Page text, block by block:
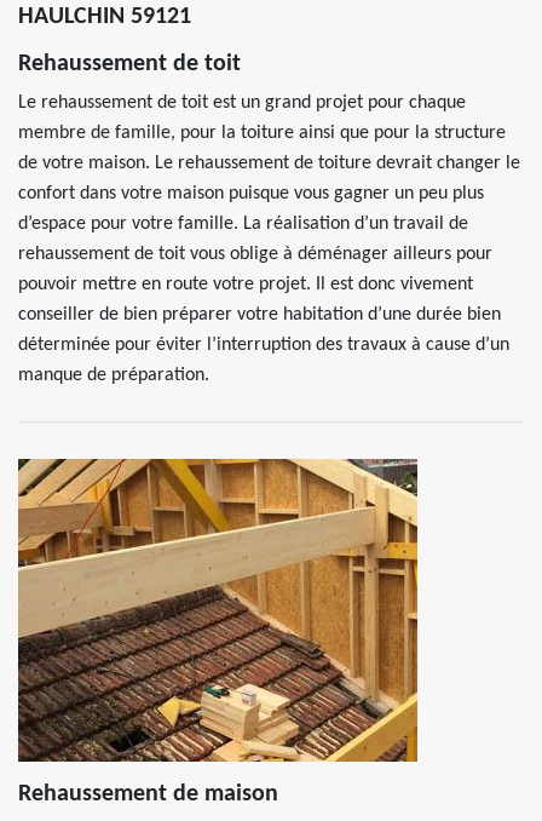
HAULCHIN 59121
Rehaussement de toit
Le rehaussement de toit est un grand projet pour chaque
membre de famille, pour la toiture ainsi que pour la structure
de votre maison. Le rehaussement de toiture devrait changer le
confort dans votre maison puisque vous gagner un peu plus
d’espace pour votre famille. La réalisation d’un travail de
rehaussement de toit vous oblige à déménager ailleurs pour
pouvoir mettre en route votre projet. Il est donc vivement
conseiller de bien préparer votre habitation d’une durée bien
déterminée pour éviter l’interruption des travaux à cause d’un
manque de préparation.
Rehaussement de maison